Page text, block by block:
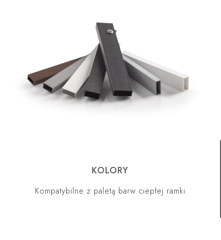
KOLORY
Kompatybilne z paletą barw ciepłej ramki